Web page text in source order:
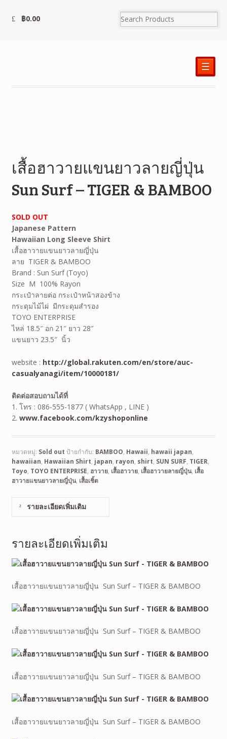
฿0.00
☰
เสื้อฮาวายแขนยาวลายญี่ปุ่น
Sun Surf – TIGER & BAMBOO
SOLD OUT
Japanese Pattern
Hawaiian Long Sleeve Shirt
เสื้อฮาวายแขนยาวลายญี่ปุ่น
ลาย TIGER & BAMBOO
Brand : Sun Surf (Toyo)
Size M 100% Rayon
กระเป๋าลายต่อ กระเป๋าหน้าสองข้าง
กระดุมไม้ไผ่ มีกระดุมสำรอง
TOYO ENTERPRISE
ไหล่ 18.5″ อก 21″ ยาว 28″
แขนยาว 23.5″ นิ้ว
website : http://global.rakuten.com/en/store/auc-
casualyanagi/item/10000181/
ติดต่อสอบถามได้ที่
1. โทร : 086-555-1877 ( WhatsApp , LINE )
2. www.facebook.com/kzyshoponline
หมวดหมู่: Sold out ป้ายกำกับ: BAMBOO, Hawaii, hawaii japan,
hawaiian, Hawaiian Shirt, japan, rayon, shirt, SUN SURF, TIGER,
Toyo, TOYO ENTERPRISE, ฮาวาย, เสื้อฮาวาย, เสื้อฮาวายลายญี่ปุ่น, เสื้อ
ฮาวายแขนยาวลายญี่ปุ่น, เสื้อเชิ้ต
รายละเอียดเพิ่มเติม
รายละเอียดเพิ่มเติม
เสื้อฮาวายแขนยาวลายญี่ปุ่น Sun Surf – TIGER & BAMBOO
เสื้อฮาวายแขนยาวลายญี่ปุ่น Sun Surf – TIGER & BAMBOO
เสื้อฮาวายแขนยาวลายญี่ปุ่น Sun Surf – TIGER & BAMBOO
เสื้อฮาวายแขนยาวลายญี่ปุ่น Sun Surf – TIGER & BAMBOO